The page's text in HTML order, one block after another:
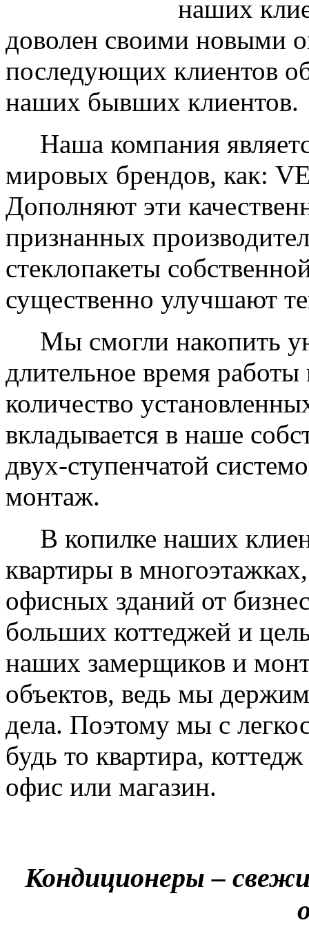
наших
доволен своими новыми
последующих клиентов
наших бывших клиентов.
Наша компания
мировых брендов, как:
Дополняют эти
признанных
стеклопакеты
существенно улучшают
Мы смогли накопить
длительное время
количество
вкладывается в наше
двух-ступенчатой
монтаж.
В копилке наших
квартиры в
офисных зданий от
больших коттеджей и
наших замерщиков и
объектов, ведь мы
дела. Поэтому мы с
будь то квартира,
офис или магазин.
Кондиционеры –